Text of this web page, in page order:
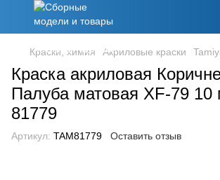
Краски, химия Акриловые краски
Краска акриловая
Палуба матовая XF-79 10
81779
Артикул: TAM81779 Оставить отзыв